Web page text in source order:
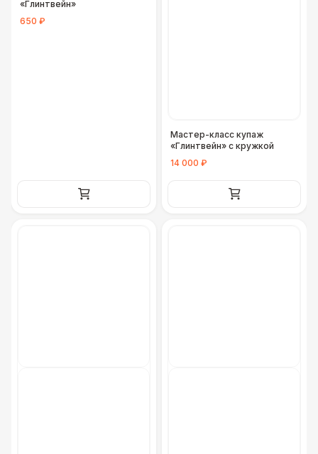
«Глинтвейн»
650 ₽
Мастер-класс купаж
«Глинтвейн» с кружкой
14 000 ₽